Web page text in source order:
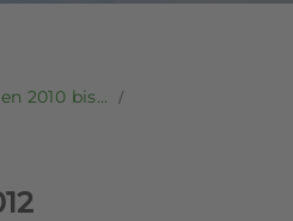
2010 bis...